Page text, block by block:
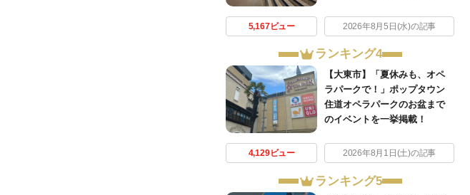
5,167ビュー 2026年8月5日(水)の記事
ランキング4
【大東市】「夏休みも、オペ
ラパークで！」ポップタウン
住道オペラパークのお盆まで
のイベントを一挙掲載！
4,129ビュー 2026年8月1日(土)の記事
ランキング5